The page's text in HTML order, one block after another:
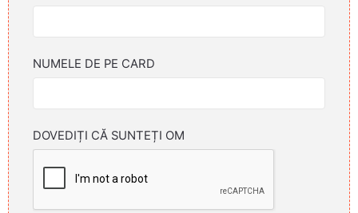
NUMELE DE PE CARD
DOVEDIȚI CĂ SUNTEȚI OM